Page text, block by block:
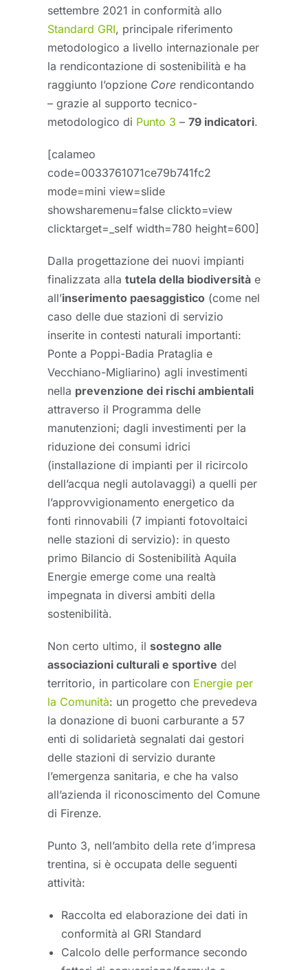
settembre 2021 in conformità allo
Standard GRI, principale riferimento
metodologico a livello internazionale per
la rendicontazione di sostenibilità e ha
raggiunto l’opzione Core rendicontando
– grazie al supporto tecnico-
metodologico di Punto 3 – 79 indicatori.
[calameo
code=0033761071ce79b741fc2
mode=mini view=slide
showsharemenu=false clickto=view
clicktarget=_self width=780 height=600]
Dalla progettazione dei nuovi impianti
finalizzata alla tutela della biodiversità e
all’inserimento paesaggistico (come nel
caso delle due stazioni di servizio
inserite in contesti naturali importanti:
Ponte a Poppi-Badia Prataglia e
Vecchiano-Migliarino) agli investimenti
nella prevenzione dei rischi ambientali
attraverso il Programma delle
manutenzioni; dagli investimenti per la
riduzione dei consumi idrici
(installazione di impianti per il ricircolo
dell’acqua negli autolavaggi) a quelli per
l’approvvigionamento energetico da
fonti rinnovabili (7 impianti fotovoltaici
nelle stazioni di servizio): in questo
primo Bilancio di Sostenibilità Aquila
Energie emerge come una realtà
impegnata in diversi ambiti della
sostenibilità.
Non certo ultimo, il sostegno alle
associazioni culturali e sportive del
territorio, in particolare con Energie per
la Comunità: un progetto che prevedeva
la donazione di buoni carburante a 57
enti di solidarietà segnalati dai gestori
delle stazioni di servizio durante
l’emergenza sanitaria, e che ha valso
all’azienda il riconoscimento del Comune
di Firenze.
Punto 3, nell’ambito della rete d’impresa
trentina, si è occupata delle seguenti
attività:
Raccolta ed elaborazione dei dati in
conformità al GRI Standard
Calcolo delle performance secondo